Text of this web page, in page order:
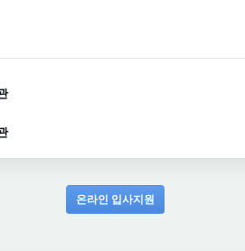
온라인 입사지원